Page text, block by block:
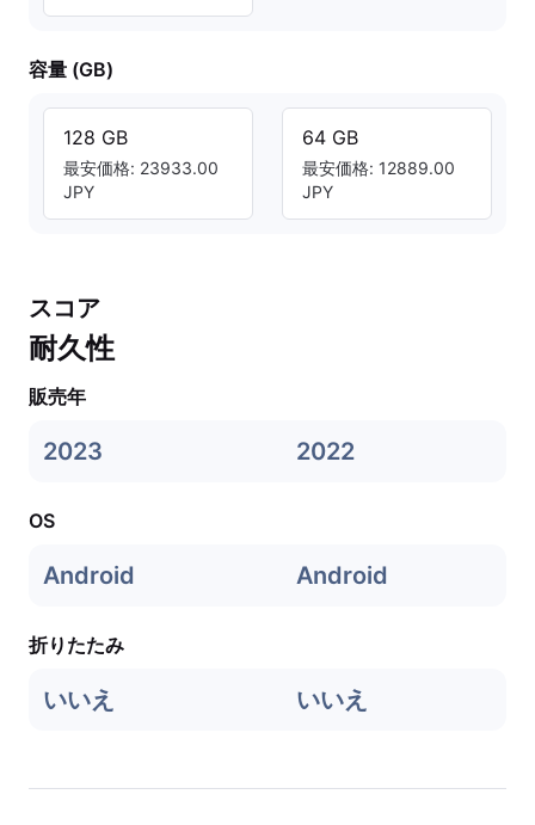
容量 (GB)
128 GB
最安価格: 23933.00
JPY
64 GB
最安価格: 12889.00
JPY
スコア
耐久性
販売年
2023 2022
OS
Android Android
折りたたみ
いいえ いいえ